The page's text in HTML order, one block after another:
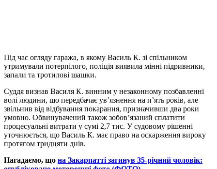
Під час огляду гаража, в якому Василь К. зі спільником
утримували потерпілого, поліція виявила мінні підривники,
запали та тротилові шашки.
Суддя визнав Василя К. винним у незаконному позбавленні
волі людини, що передбачає ув’язнення на п’ять років, але
звільнив від відбування покарання, призначивши два роки
умовно. Обвинувачений також зобов’язаний сплатити
процесуальні витрати у сумі 2,7 тис. У судовому рішенні
уточнюється, що Василь К. має право на оскарження вироку
протягом тридцяти днів.
Нагадаємо, що на Закарпатті загинув 35-річний чоловік: